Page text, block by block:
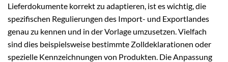
Lieferdokumente korrekt zu adaptieren, ist es wichtig, die
spezifischen Regulierungen des Import- und Exportlandes
genau zu kennen und in der Vorlage umzusetzen. Vielfach
sind dies beispielsweise bestimmte Zolldeklarationen oder
spezielle Kennzeichnungen von Produkten. Die Anpassung